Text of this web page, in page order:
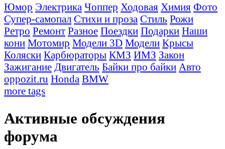
Юмор Электрика Чоппер Ходовая Химия Фото
Супер-самопал Стихи и проза Стиль Рожи
Ретро Ремонт Разное Поездки Подарки Наши
кони Мотомир Модели 3D Модели Крысы
Коляски Карбюраторы КМЗ ИМЗ Закон
Зажигание Двигатель Байки про байки Авто
oppozit.ru Honda BMW
more tags
Активные обсуждения
форума